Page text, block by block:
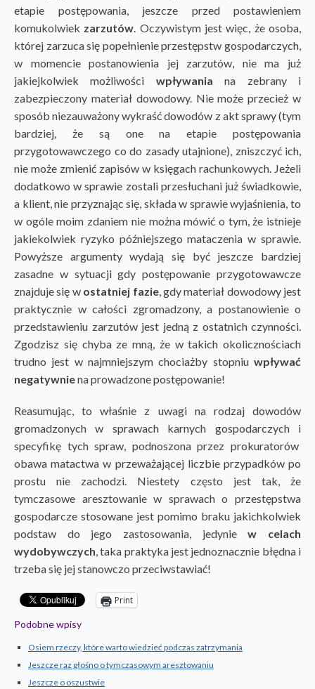
etapie postępowania, jeszcze przed postawieniem
komukolwiek zarzutów. Oczywistym jest więc, że osoba,
której zarzuca się popełnienie przestępstw gospodarczych,
w momencie postanowienia jej zarzutów, nie ma już
jakiejkolwiek możliwości wpływania na zebrany i
zabezpieczony materiał dowodowy. Nie może przecież w
sposób niezauważony wykraść dowodów z akt sprawy (tym
bardziej, że są one na etapie postępowania
przygotowawczego co do zasady utajnione), zniszczyć ich,
nie może zmienić zapisów w księgach rachunkowych. Jeżeli
dodatkowo w sprawie zostali przesłuchani już świadkowie,
a klient, nie przyznając się, składa w sprawie wyjaśnienia, to
w ogóle moim zdaniem nie można mówić o tym, że istnieje
jakiekolwiek ryzyko późniejszego mataczenia w sprawie.
Powyższe argumenty wydają się być jeszcze bardziej
zasadne w sytuacji gdy postępowanie przygotowawcze
znajduje się w ostatniej fazie, gdy materiał dowodowy jest
praktycznie w całości zgromadzony, a postanowienie o
przedstawieniu zarzutów jest jedną z ostatnich czynności.
Zgodzisz się chyba ze mną, że w takich okolicznościach
trudno jest w najmniejszym chociażby stopniu wpływać
negatywniena prowadzone postępowanie!
Reasumując, to właśnie z uwagi na rodzaj dowodów
gromadzonych w sprawach karnych gospodarczych i
specyfikę tych spraw, podnoszona przez prokuratorów
obawa matactwa w przeważającej liczbie przypadków po
prostu nie zachodzi. Niestety często jest tak, że
tymczasowe aresztowanie w sprawach o przestępstwa
gospodarcze stosowane jest pomimo braku jakichkolwiek
podstaw do jego zastosowania, jedyniew celach
wydobywczych, taka praktyka jest jednoznacznie błędna i
trzeba się jej stanowczo przeciwstawiać!
Print
Podobne wpisy
Osiem rzeczy, które warto wiedzieć podczas zatrzymania
Jeszcze raz głośno o tymczasowym aresztowaniu
Jeszcze o oszustwie